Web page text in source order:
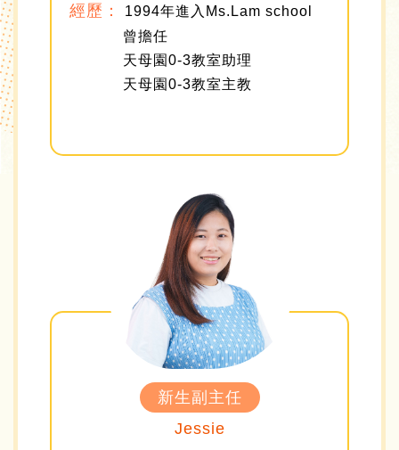
經歷：
1994年進入Ms.Lam school
曾擔任
天母園0-3教室助理
天母園0-3教室主教
新生副主任
Jessie